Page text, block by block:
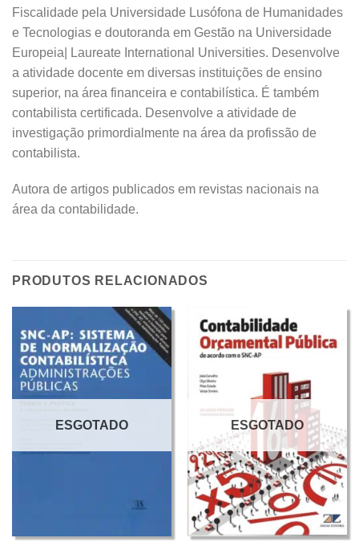
Fiscalidade pela Universidade Lusófona de Humanidades
e Tecnologias e doutoranda em Gestão na Universidade
Europeia| Laureate International Universities. Desenvolve
a atividade docente em diversas instituições de ensino
superior, na área financeira e contabilística. É também
contabilista certificada. Desenvolve a atividade de
investigação primordialmente na área da profissão de
contabilista.
Autora de artigos publicados em revistas nacionais na
área da contabilidade.
PRODUTOS RELACIONADOS
ESGOTADO ESGOTADO